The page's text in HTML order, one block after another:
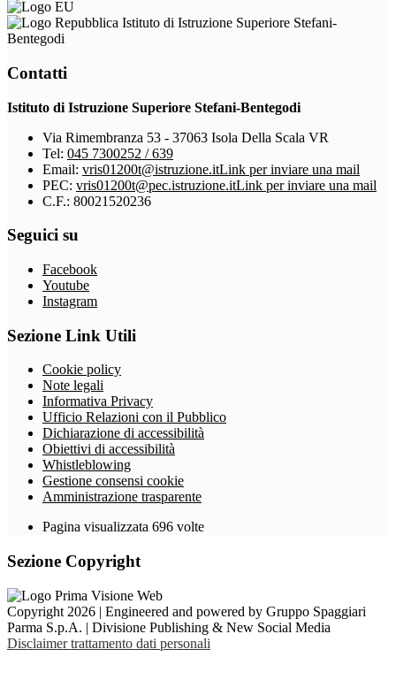
Istituto di Istruzione Superiore Stefani-
Bentegodi
Contatti
Istituto di Istruzione Superiore Stefani-Bentegodi
Via Rimembranza 53 - 37063 Isola Della Scala VR
Tel: 045 7300252 / 639
Email: vris01200t@istruzione.itLink per inviare una mail
PEC: vris01200t@pec.istruzione.itLink per inviare una mail
C.F.: 80021520236
Seguici su
Facebook
Youtube
Instagram
Sezione Link Utili
Cookie policy
Note legali
Informativa Privacy
Ufficio Relazioni con il Pubblico
Dichiarazione di accessibilità
Obiettivi di accessibilità
Whistleblowing
Gestione consensi cookie
Amministrazione trasparente
Pagina visualizzata 696 volte
Sezione Copyright
Copyright 2026 | Engineered and powered by Gruppo Spaggiari
Parma S.p.A. | Divisione Publishing & New Social Media
Disclaimer trattamento dati personali